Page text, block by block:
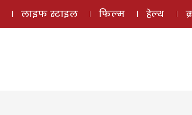
ई-मैगज़ीन
लाइफ स्टाइल फिल्म हेल्थ